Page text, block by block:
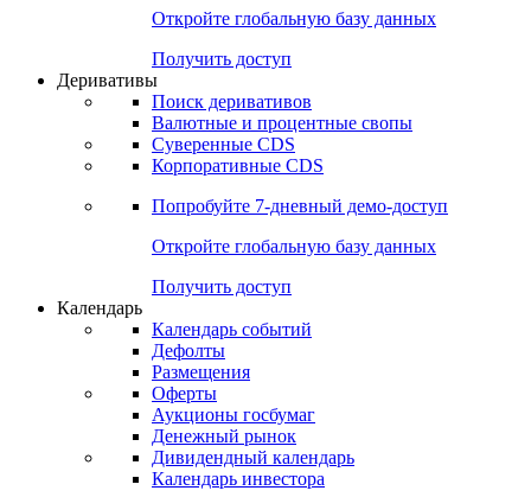
Откройте глобальную базу данных
Получить доступ
Деривативы
Поиск деривативов
Валютные и процентные свопы
Суверенные CDS
Корпоративные CDS
Попробуйте 7-дневный демо-доступ
Откройте глобальную базу данных
Получить доступ
Календарь
Календарь событий
Дефолты
Размещения
Оферты
Аукционы госбумаг
Денежный рынок
Дивидендный календарь
Календарь инвестора